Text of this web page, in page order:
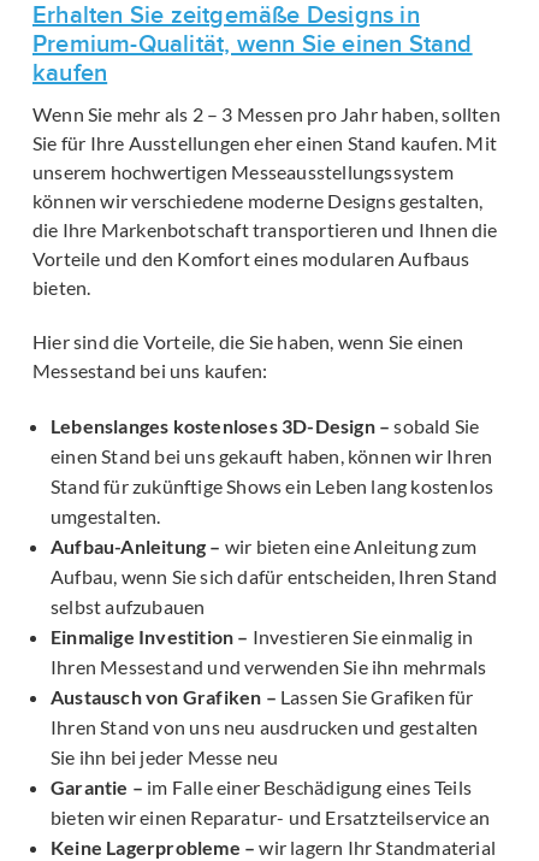
Erhalten Sie zeitgemäße Designs in
Premium-Qualität, wenn Sie einen Stand
kaufen
Wenn Sie mehr als 2 – 3 Messen pro Jahr haben, sollten
Sie für Ihre Ausstellungen eher einen Stand kaufen. Mit
unserem hochwertigen Messeausstellungssystem
können wir verschiedene moderne Designs gestalten,
die Ihre Markenbotschaft transportieren und Ihnen die
Vorteile und den Komfort eines modularen Aufbaus
bieten.
Hier sind die Vorteile, die Sie haben, wenn Sie einen
Messestand bei uns kaufen:
Lebenslanges kostenloses 3D-Design – sobald Sie
einen Stand bei uns gekauft haben, können wir Ihren
Stand für zukünftige Shows ein Leben lang kostenlos
umgestalten.
Aufbau-Anleitung – wir bieten eine Anleitung zum
Aufbau, wenn Sie sich dafür entscheiden, Ihren Stand
selbst aufzubauen
Einmalige Investition – Investieren Sie einmalig in
Ihren Messestand und verwenden Sie ihn mehrmals
Austausch von Grafiken – Lassen Sie Grafiken für
Ihren Stand von uns neu ausdrucken und gestalten
Sie ihn bei jeder Messe neu
Garantie – im Falle einer Beschädigung eines Teils
bieten wir einen Reparatur- und Ersatzteilservice an
Keine Lagerprobleme – wir lagern Ihr Standmaterial